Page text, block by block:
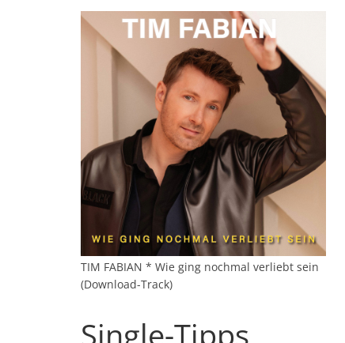
TIM FABIAN * Wie ging nochmal verliebt sein
(Download-Track)
Single-Tipps